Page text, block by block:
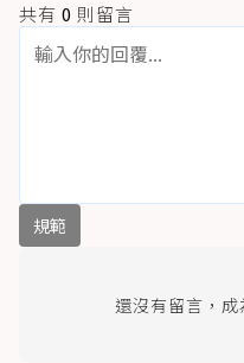
共有 0 則留言
規範
還沒有留言，成